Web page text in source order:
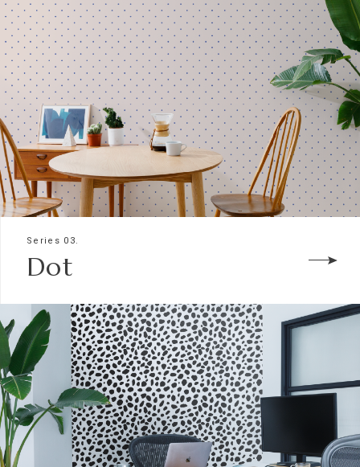
Series 03.
Dot